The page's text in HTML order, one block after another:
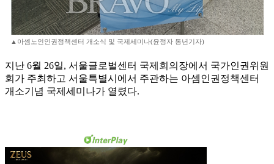
▲아셈노인인권정책센터 개소식 및 국제세미나(윤정자 동년기자)
지난 6월 26일, 서울글로벌센터 국제회의장에서 국가인권위원
회가 주최하고 서울특별시에서 주관하는 아셈인권정책센터
개소기념 국제세미나가 열렸다.